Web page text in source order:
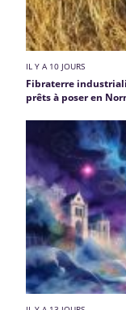
IL Y A 10 JOURS
Fibraterre
prêts à poser en